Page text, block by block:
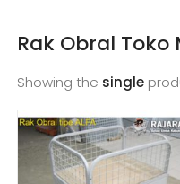
Rak Obral
Showing the single